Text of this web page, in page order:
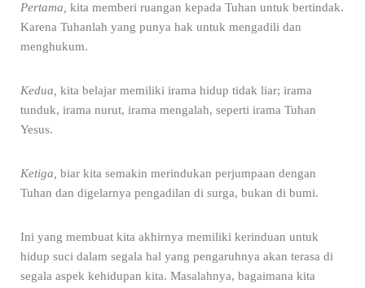
Pertama, kita memberi ruangan kepada Tuhan untuk bertindak.
Karena Tuhanlah yang punya hak untuk mengadili dan
menghukum.
Kedua, kita belajar memiliki irama hidup tidak liar; irama
tunduk, irama nurut, irama mengalah, seperti irama Tuhan
Yesus.
Ketiga, biar kita semakin merindukan perjumpaan dengan
Tuhan dan digelarnya pengadilan di surga, bukan di bumi.
Ini yang membuat kita akhirnya memiliki kerinduan untuk
hidup suci dalam segala hal yang pengaruhnya akan terasa di
segala aspek kehidupan kita. Masalahnya, bagaimana kita